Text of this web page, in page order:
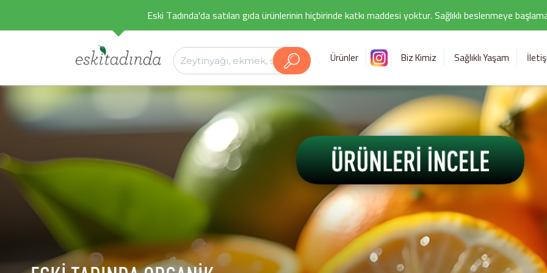
Eski Tadında'da satılan gıda ürünlerinin hiçbirinde katkı maddesi yoktur. Sağlıklı beslenmeye
Ürünler Biz Kimiz Sağlıklı Yaşam